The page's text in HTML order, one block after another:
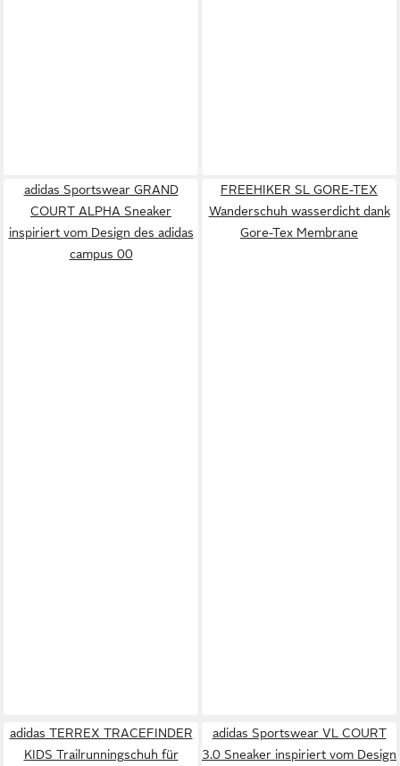
adidas Sportswear GRAND
COURT ALPHA Sneaker
inspiriert vom Design des adidas
campus 00
FREEHIKER SL GORE-TEX
Wanderschuh wasserdicht dank
Gore-Tex Membrane
adidas TERREX TRACEFINDER
KIDS Trailrunningschuh für
adidas Sportswear VL COURT
3.0 Sneaker inspiriert vom Design